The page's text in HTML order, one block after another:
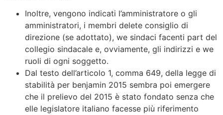
Inoltre, vengono indicati l’amministratore o gli
amministratori, i membri delete consiglio di
direzione (se adottato), we sindaci facenti part del
collegio sindacale e, ovviamente, gli indirizzi e we
ruoli di ogni soggetto.
Dal testo dell’articolo 1, comma 649, della legge di
stabilità per benjamin 2015 sembra poi emergere
che il prelievo del 2015 è stato fondato senza che
elle legislatore italiano facesse più riferimento